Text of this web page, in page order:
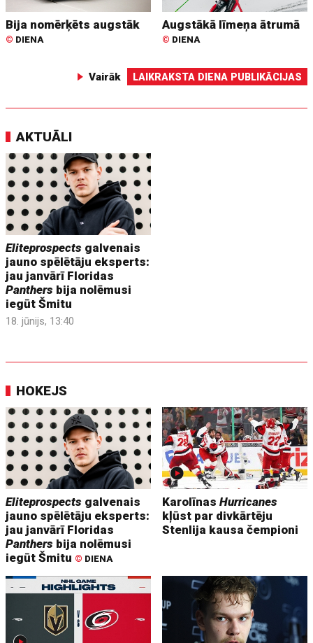
Bija nomērķēts augstāk
© DIENA
Augstākā līmeņa ātrumā
© DIENA
Vairāk LAIKRAKSTA DIENA PUBLIKĀCIJAS
AKTUĀLI
Eliteprospects galvenais
jauno spēlētāju eksperts:
jau janvārī Floridas
Panthers bija nolēmusi
iegūt Šmitu
18. jūnijs, 13:40
HOKEJS
Eliteprospects galvenais
jauno spēlētāju eksperts:
jau janvārī Floridas
Panthers bija nolēmusi
iegūt Šmitu © DIENA
KarolīnasHurricanes
kļūst par divkārtēju
Stenlija kausa čempioni